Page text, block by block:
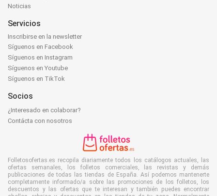
Noticias
Servicios
Inscribirse en la newsletter
Síguenos en Facebook
Síguenos en Instagram
Síguenos en Youtube
Síguenos en TikTok
Socios
¿Interesado en colaborar?
Contácta con nosotros
Folletosofertas.es recopila diariamente todos los catálogos actuales, las
ofertas semanales, los folletos comerciales, las revistas y demás
publicaciones de todas las tiendas de España. Así podemos mantenerte
completamente informado/a sobre las promociones de los folletos, los
descuentos y las ofertas que te interesan y también puedes encontrar